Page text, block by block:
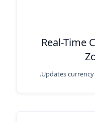
Real-Time
Updates